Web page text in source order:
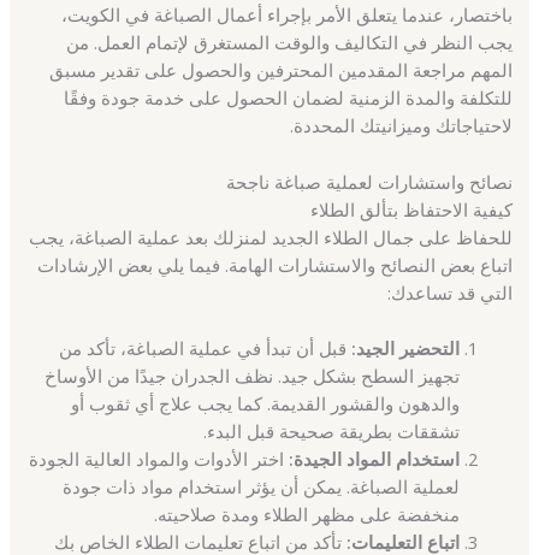
باختصار، عندما يتعلق الأمر بإجراء أعمال الصباغة في الكويت،
يجب النظر في التكاليف والوقت المستغرق لإتمام العمل. من
المهم مراجعة المقدمين المحترفين والحصول على تقدير مسبق
للتكلفة والمدة الزمنية لضمان الحصول على خدمة جودة وفقًا
لاحتياجاتك وميزانيتك المحددة.
نصائح واستشارات لعملية صباغة ناجحة
كيفية الاحتفاظ بتألق الطلاء
للحفاظ على جمال الطلاء الجديد لمنزلك بعد عملية الصباغة، يجب
اتباع بعض النصائح والاستشارات الهامة. فيما يلي بعض الإرشادات
التي قد تساعدك:
التحضير الجيد: قبل أن تبدأ في عملية الصباغة، تأكد من
تجهيز السطح بشكل جيد. نظف الجدران جيدًا من الأوساخ
والدهون والقشور القديمة. كما يجب علاج أي ثقوب أو
تشققات بطريقة صحيحة قبل البدء.
استخدام المواد الجيدة: اختر الأدوات والمواد العالية الجودة
لعملية الصباغة. يمكن أن يؤثر استخدام مواد ذات جودة
منخفضة على مظهر الطلاء ومدة صلاحيته.
اتباع التعليمات: تأكد من اتباع تعليمات الطلاء الخاص بك